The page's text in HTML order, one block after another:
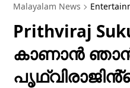
Malayalam News
Prithviraj
കാണാൻ ഞാൻ